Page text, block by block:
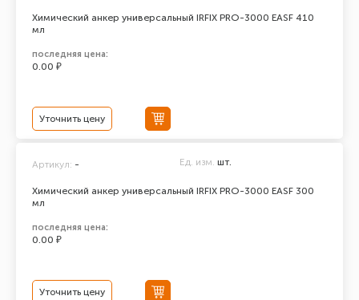
Химический анкер универсальный IRFIX PRO-3000 EASF 410
мл
последняя цена:
0.00 ₽
Уточнить цену
Химический анкер универсальный IRFIX PRO-3000 EASF 300
мл
Артикул: - Ед. изм. шт.
последняя цена:
0.00 ₽
Уточнить цену